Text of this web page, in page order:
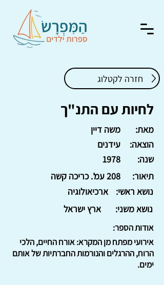
חזרה לקטלוג
לחיות עם התנ"ך
משה דיין
מאת:
עידנים
הוצאה:
1978
שנה:
208 עמ'. כריכה קשה
תיאור:
ארכיאולוגיה
נושא ראשי:
ארץ ישראל
נושא משני:
אודות הספר:
אירועי מפתח מן המקרא: אורח החיים, הלכי
הרוח, ההרגלים והנורמות החברתיות של אותם
ימים.